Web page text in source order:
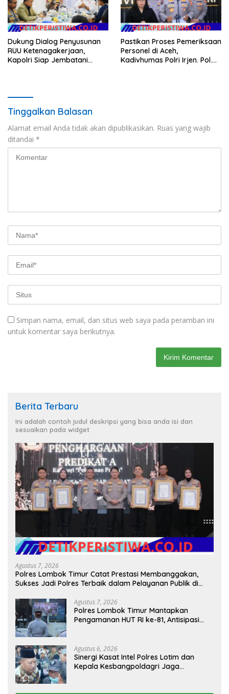
Dukung Dialog Penyusunan
RUU Ketenagakerjaan,
Kapolri Siap Jembatani
Pastikan Proses Pemeriksaan
Personel di Aceh,
Kadivhumas Polri Irjen. Pol.
Tinggalkan Balasan
Alamat email Anda tidak akan dipublikasikan. Ruas yang wajib
ditandai *
Simpan nama, email, dan situs web saya pada peramban ini
untuk komentar saya berikutnya.
Berita Terbaru
Ini adalah contoh judul deskripsi yang bisa anda isi dan
sesuaikan pada widget
Agustus 7, 2026
Polres Lombok Timur Catat Prestasi Membanggakan,
Sukses Jadi Polres Terbaik dalam Pelayanan Publik di
Agustus 7, 2026
Polres Lombok Timur Mantapkan
Pengamanan HUT RI ke-81, Antisipasi
Agustus 6, 2026
Sinergi Kasat Intel Polres Lotim dan
Kepala Kesbangpoldagri Jaga